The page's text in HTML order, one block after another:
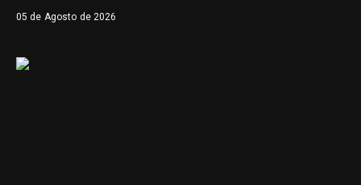
05 de Agosto de 2026